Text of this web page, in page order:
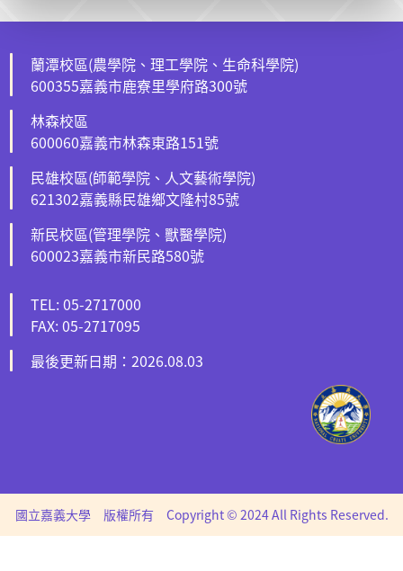
蘭潭校區(農學院、理工學院、生命科學院)
600355嘉義市鹿寮里學府路300號
林森校區
600060嘉義市林森東路151號
民雄校區(師範學院、人文藝術學院)
621302嘉義縣民雄鄉文隆村85號
新民校區(管理學院、獸醫學院)
600023嘉義市新民路580號
TEL: 05-2717000
FAX: 05-2717095
最後更新日期：2026.08.03
國立嘉義大學 版權所有 Copyright © 2024 All Rights Reserved.